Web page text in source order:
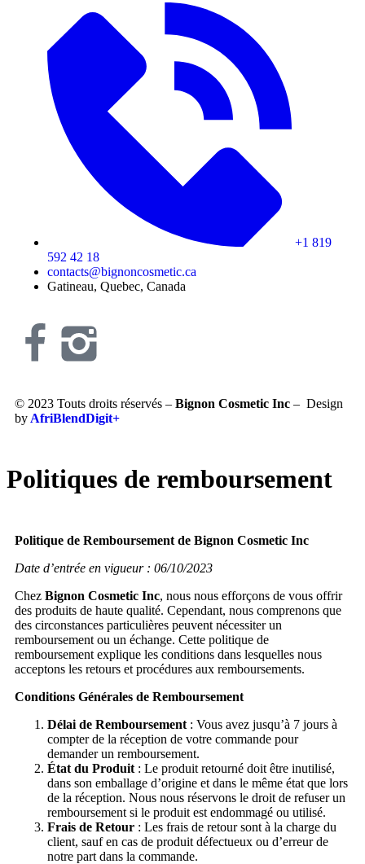
+1 819
592 42 18
contacts@bignoncosmetic.ca
Gatineau, Quebec, Canada
© 2023 Touts droits réservés – Bignon Cosmetic Inc – Design
by AfriBlendDigit+
Politiques de remboursement
Politique de Remboursement de Bignon Cosmetic Inc
Date d’entrée en vigueur : 06/10/2023
Chez Bignon Cosmetic Inc, nous nous efforçons de vous offrir
des produits de haute qualité. Cependant, nous comprenons que
des circonstances particulières peuvent nécessiter un
remboursement ou un échange. Cette politique de
remboursement explique les conditions dans lesquelles nous
acceptons les retours et procédures aux remboursements.
Conditions Générales de Remboursement
Délai de Remboursement : Vous avez jusqu’à 7 jours à
compter de la réception de votre commande pour
demander un remboursement.
État du Produit : Le produit retourné doit être inutilisé,
dans son emballage d’origine et dans le même état que lors
de la réception. Nous nous réservons le droit de refuser un
remboursement si le produit est endommagé ou utilisé.
Frais de Retour : Les frais de retour sont à la charge du
client, sauf en cas de produit défectueux ou d’erreur de
notre part dans la commande.